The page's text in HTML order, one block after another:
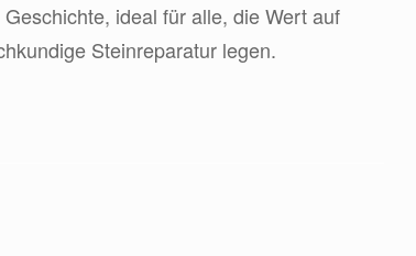
ideal für alle, die Wert auf
Steinreparatur legen.